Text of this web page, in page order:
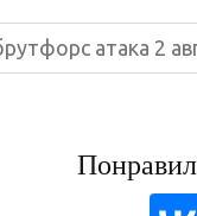
атака 2